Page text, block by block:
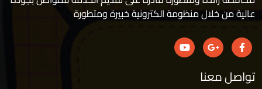
عالية من خلال منظومة الكترونية خبيرة ومتطورة
تواصل معنا